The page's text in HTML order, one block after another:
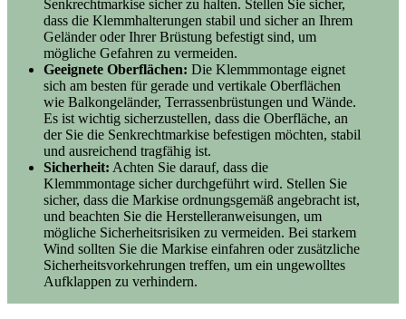
Senkrechtmarkise sicher zu halten. Stellen Sie sicher,
dass die Klemmhalterungen stabil und sicher an Ihrem
Geländer oder Ihrer Brüstung befestigt sind, um
mögliche Gefahren zu vermeiden.
Geeignete Oberflächen: Die Klemmmontage eignet
sich am besten für gerade und vertikale Oberflächen
wie Balkongeländer, Terrassenbrüstungen und Wände.
Es ist wichtig sicherzustellen, dass die Oberfläche, an
der Sie die Senkrechtmarkise befestigen möchten, stabil
und ausreichend tragfähig ist.
Sicherheit: Achten Sie darauf, dass die
Klemmmontage sicher durchgeführt wird. Stellen Sie
sicher, dass die Markise ordnungsgemäß angebracht ist,
und beachten Sie die Herstelleranweisungen, um
mögliche Sicherheitsrisiken zu vermeiden. Bei starkem
Wind sollten Sie die Markise einfahren oder zusätzliche
Sicherheitsvorkehrungen treffen, um ein ungewolltes
Aufklappen zu verhindern.